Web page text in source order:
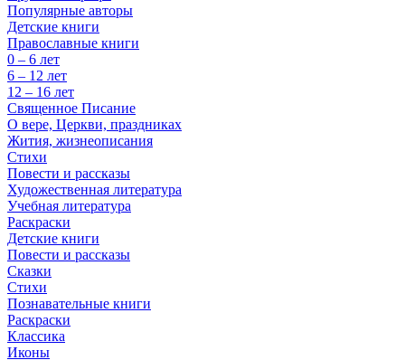
Популярные авторы
Детские книги
Православные книги
0 – 6 лет
6 – 12 лет
12 – 16 лет
Священное Писание
О вере, Церкви, праздниках
Жития, жизнеописания
Стихи
Повести и рассказы
Художественная литература
Учебная литература
Раскраски
Детские книги
Повести и рассказы
Сказки
Стихи
Познавательные книги
Раскраски
Классика
Иконы